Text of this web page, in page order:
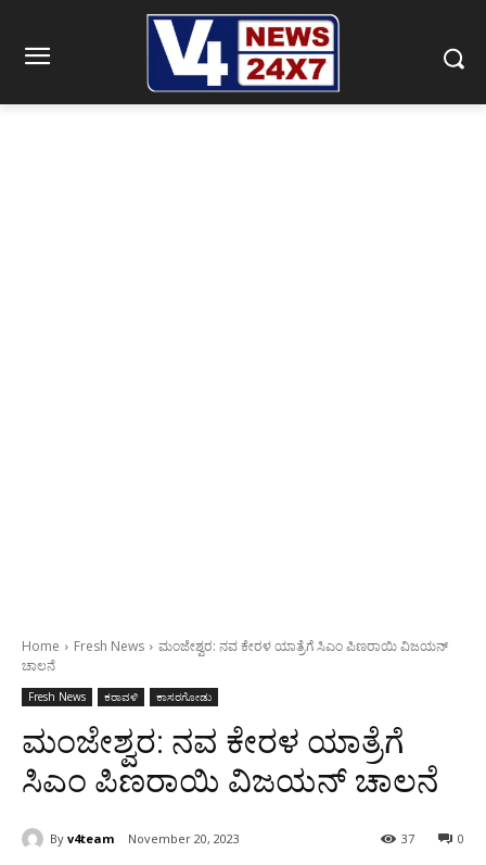
Home Fresh News
ಮಂಜೇಶ್ವರ: ನವ ಕೇರಳ ಯಾತ್ರೆಗೆ ಸಿಎಂ ಪಿಣರಾಯಿ ವಿಜಯನ್
ಚಾಲನೆ
Fresh News ಕರಾವಳಿ ಕಾಸರಗೋಡು
ಮಂಜೇಶ್ವರ: ನವ ಕೇರಳ ಯಾತ್ರೆಗೆ
ಸಿಎಂ ಪಿಣರಾಯಿ ವಿಜಯನ್ ಚಾಲನೆ
By v4team November 20, 2023 0
37